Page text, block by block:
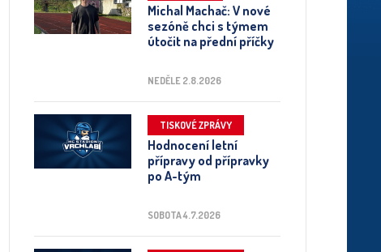
Michal Machač: V nové
sezóně chci s týmem
útočit na přední příčky
NEDĚLE 2.8.2026
TISKOVÉ ZPRÁVY
Hodnocení letní
přípravy od přípravky
po A-tým
SOBOTA 4.7.2026